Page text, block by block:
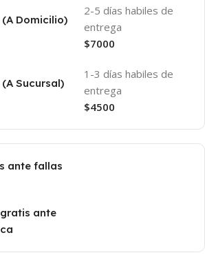
Domicilio)
2-5 días habiles de
entrega
$7000
Sucursal)
1-3 días habiles de
entrega
$4500
ante fallas
ante